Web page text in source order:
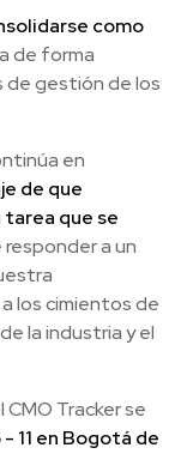
como
de forma
gestión de los
en
de que
tarea que se
a un
los cimientos de
la industria y el
Tracker se
11 en Bogotá de